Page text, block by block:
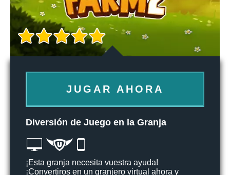
JUGAR AHORA
Diversión de Juego en la Granja
¡Esta granja necesita vuestra ayuda!
¡Convertiros en un granjero virtual ahora y